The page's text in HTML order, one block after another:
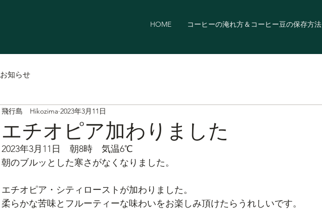
HOME コーヒーの淹れ方＆コーヒー豆の保存方法
お知らせ
エチオピア加わりました
飛行島 Hikozima 2023年3月11日
2023年3月11日　朝8時　気温6℃
朝のブルッとした寒さがなくなりました。
エチオピア・シティローストが加わりました。
柔らかな苦味とフルーティーな味わいをお楽しみ頂けたらうれしいです。